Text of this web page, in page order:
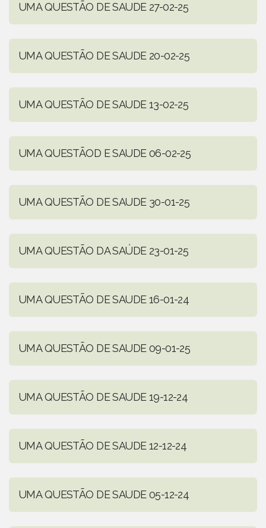
UMA QUESTÃO DE SAUDE 27-02-25
UMA QUESTÃO DE SAUDE 20-02-25
UMA QUESTÃO DE SAUDE 13-02-25
UMA QUESTÃOD E SAUDE 06-02-25
UMA QUESTÃO DE SAUDE 30-01-25
UMA QUESTÃO DA SAÚDE 23-01-25
UMA QUESTÃO DE SAUDE 16-01-24
UMA QUESTÃO DE SAUDE 09-01-25
UMA QUESTÃO DE SAUDE 19-12-24
UMA QUESTÃO DE SAUDE 12-12-24
UMA QUESTÃO DE SAUDE 05-12-24